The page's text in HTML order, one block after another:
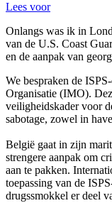
Lees voor
Onlangs was ik in
van de U.S. Coast
en de aanpak van
We bespraken de
Organisatie (IMO).
veiligheidskader voor
sabotage, zowel in
België gaat in zijn
strengere aanpak om
aan te pakken.
toepassing van de
drugssmokkel er deel